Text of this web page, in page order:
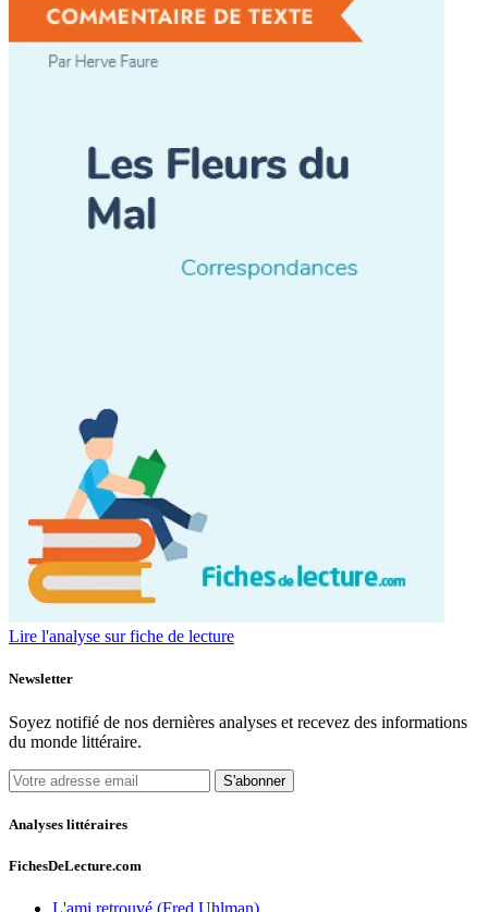
Lire l'analyse sur fiche de lecture
Newsletter
Soyez notifié de nos dernières analyses et recevez des informations
du monde littéraire.
S'abonner
Analyses littéraires
FichesDeLecture.com